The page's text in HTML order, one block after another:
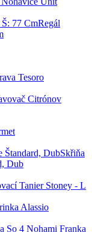
Regál
Tesoro
Citrónov
Skřiňa
Dub
Tanier Stoney - L
Alassio
So 4 Nohami Franka